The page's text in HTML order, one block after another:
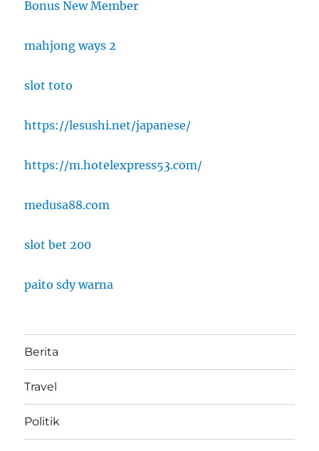
Bonus New Member
mahjong ways 2
slot toto
https://lesushi.net/japanese/
https://m.hotelexpress53.com/
medusa88.com
slot bet 200
paito sdy warna
Berita
Travel
Politik